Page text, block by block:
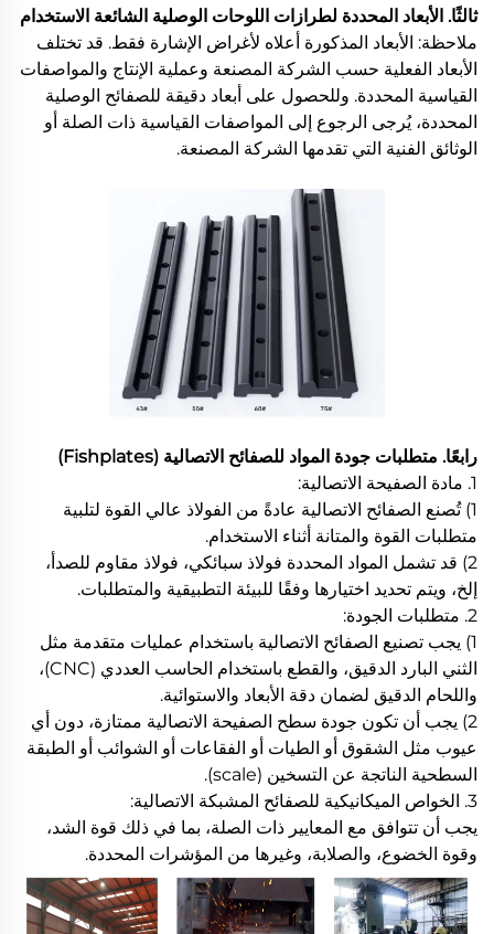
ثالثًا. الأبعاد المحددة لطرازات اللوحات الوصلية الشائعة الاستخدام
ملاحظة: الأبعاد المذكورة أعلاه لأغراض الإشارة فقط. قد تختلف
الأبعاد الفعلية حسب الشركة المصنعة وعملية الإنتاج والمواصفات
القياسية المحددة. وللحصول على أبعاد دقيقة للصفائح الوصلية
المحددة، يُرجى الرجوع إلى المواصفات القياسية ذات الصلة أو
الوثائق الفنية التي تقدمها الشركة المصنعة.
رابعًا. متطلبات جودة المواد للصفائح الاتصالية (Fishplates)
1. مادة الصفيحة الاتصالية:
1) تُصنع الصفائح الاتصالية عادةً من الفولاذ عالي القوة لتلبية
متطلبات القوة والمتانة أثناء الاستخدام.
2) قد تشمل المواد المحددة فولاذ سبائكي، فولاذ مقاوم للصدأ،
إلخ، ويتم تحديد اختيارها وفقًا للبيئة التطبيقية والمتطلبات.
2. متطلبات الجودة:
1) يجب تصنيع الصفائح الاتصالية باستخدام عمليات متقدمة مثل
الثني البارد الدقيق، والقطع باستخدام الحاسب العددي (CNC)،
واللحام الدقيق لضمان دقة الأبعاد والاستوائية.
2) يجب أن تكون جودة سطح الصفيحة الاتصالية ممتازة، دون أي
عيوب مثل الشقوق أو الطيات أو الفقاعات أو الشوائب أو الطبقة
السطحية الناتجة عن التسخين (scale).
3. الخواص الميكانيكية للصفائح المشبكة الاتصالية:
يجب أن تتوافق مع المعايير ذات الصلة، بما في ذلك قوة الشد،
وقوة الخضوع، والصلابة، وغيرها من المؤشرات المحددة.